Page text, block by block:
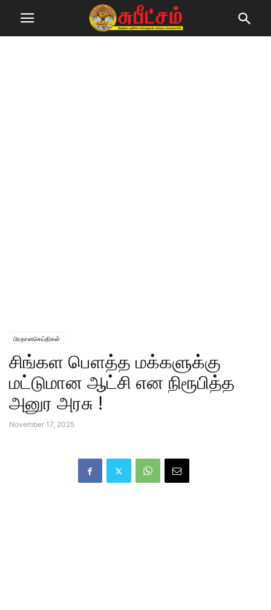
பிரதானசெய்திகள்
சிங்கள பௌத்த மக்களுக்கு
மட்டுமான ஆட்சி என நிரூபித்த
அனுர அரசு !
November 17, 2025